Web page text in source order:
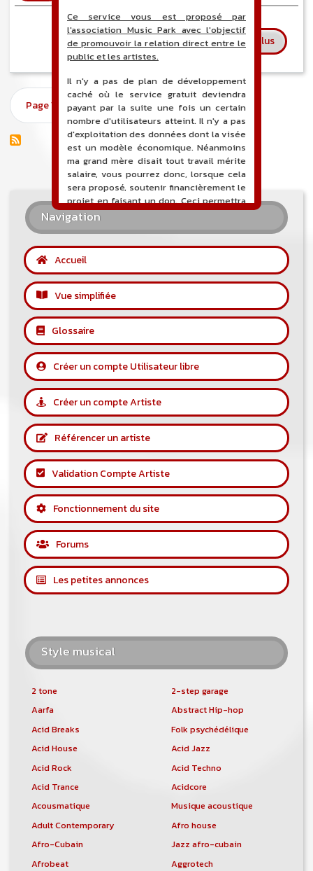
En savoir plussur
Pagination
Page 1 Page suivante
››
Navigation
Accueil
Vue simplifiée
Glossaire
Créer un compte Utilisateur libre
Créer un compte Artiste
Référencer un artiste
Validation Compte Artiste
Fonctionnement du site
Forums
Les petites annonces
Style musical
2 tone
2-step garage
Aarfa
Abstract Hip-hop
Acid Breaks
Folk psychédélique
Acid House
Acid Jazz
Acid Rock
Acid Techno
Acid Trance
Acidcore
Acousmatique
Musique acoustique
Adult Contemporary
Afro house
Afro-Cubain
Jazz afro-cubain
Afrobeat
Aggrotech
Ce service vous est proposé par
l'association Music Park avec l'objectif
de promouvoir la relation direct entre le
public et les artistes.
Il n'y a pas de plan de développement
caché où le service gratuit deviendra
payant par la suite une fois un certain
nombre d'utilisateurs atteint. Il n'y a pas
d'exploitation des données dont la visée
est un modèle économique. Néanmoins
ma grand mère disait tout travail mérite
salaire, vous pourrez donc, lorsque cela
sera proposé, soutenir financièrement le
projet en faisant un don. Ceci permettra
de financer l'hébergement, le nom de
domaine, les heures de maintenance et
une campagne de communication. Il va
de soit que l'ensemble de la
comptabilité sera totalement publique
visible directement sur le site.
Un nouveau service de petites annonces
pour musicien vous est proposé sur le
site. Ce service permet, lorsque vous
êtes musiciens ou un groupe, un
orchestre, DJ, etc... de chercher un/des
musicen(s) ou un groupe, un orchestre,
un DJ, etc...